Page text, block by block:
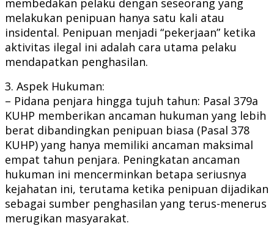
membedakan pelaku dengan seseorang yang
melakukan penipuan hanya satu kali atau
insidental. Penipuan menjadi “pekerjaan” ketika
aktivitas ilegal ini adalah cara utama pelaku
mendapatkan penghasilan.
3. Aspek Hukuman:
– Pidana penjara hingga tujuh tahun: Pasal 379a
KUHP memberikan ancaman hukuman yang lebih
berat dibandingkan penipuan biasa (Pasal 378
KUHP) yang hanya memiliki ancaman maksimal
empat tahun penjara. Peningkatan ancaman
hukuman ini mencerminkan betapa seriusnya
kejahatan ini, terutama ketika penipuan dijadikan
sebagai sumber penghasilan yang terus-menerus
merugikan masyarakat.